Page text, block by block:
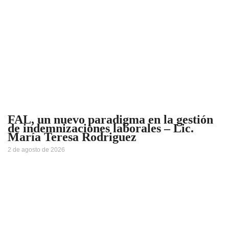
FAL, un nuevo paradigma en la gestión
de indemnizaciones laborales – Lic.
María Teresa Rodriguez
2 de agosto de 2026